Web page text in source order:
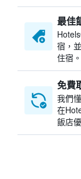
最佳
宿，
住宿。
免費
我們
在
飯店